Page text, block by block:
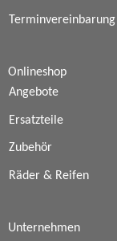
Terminvereinbarung
Onlineshop
Angebote
Ersatzteile
Zubehör
Räder & Reifen
Unternehmen